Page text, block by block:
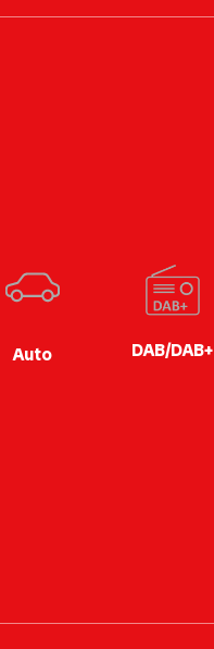
Auto DAB/DAB+